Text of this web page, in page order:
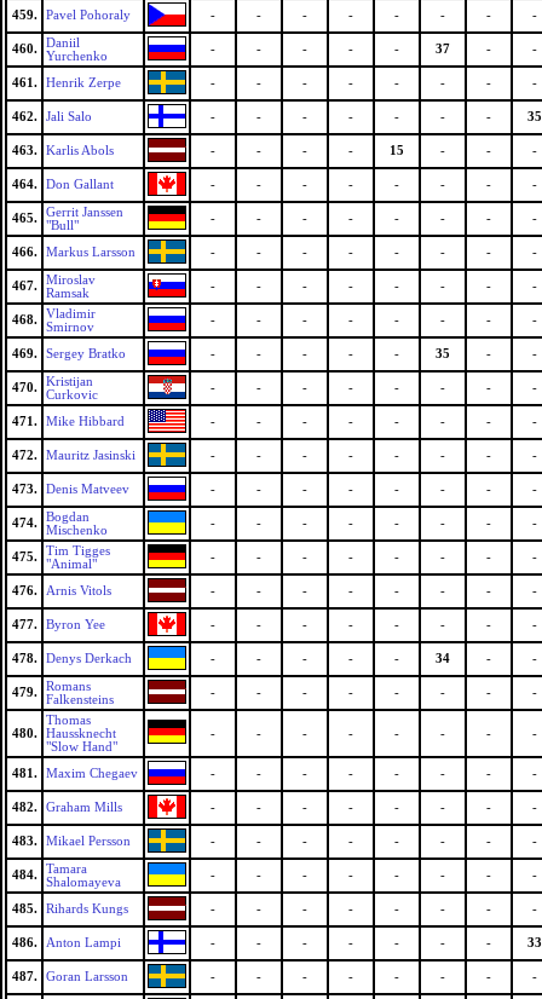
459. Pavel Pohoraly - - - - - - - -
460.
Daniil
Yurchenko
- - - - - 37 - -
461. Henrik Zerpe - - - - - - - -
462. Jali Salo - - - - - - - 35
463. Karlis Abols - - - - 15 - - -
464. Don Gallant - - - - - - - -
465.
Gerrit Janssen
"Bull"
- - - - - - - -
466. Markus Larsson - - - - - - - -
467.
Miroslav
Ramsak
- - - - - - - -
468.
Vladimir
Smirnov
- - - - - - - -
469. Sergey Bratko - - - - - 35 - -
470.
Kristijan
Curkovic
- - - - - - - -
471. Mike Hibbard - - - - - - - -
472. Mauritz Jasinski - - - - - - - -
473. Denis Matveev - - - - - - - -
474.
Bogdan
Mischenko
- - - - - - - -
475.
Tim Tigges
"Animal"
- - - - - - - -
476. Arnis Vitols - - - - - - - -
477. Byron Yee - - - - - - - -
478. Denys Derkach - - - - - 34 - -
479.
Romans
Falkensteins
- - - - - - - -
480.
Thomas
Haussknecht
"Slow Hand"
- - - - - - - -
481. Maxim Chegaev - - - - - - - -
482. Graham Mills - - - - - - - -
483. Mikael Persson - - - - - - - -
484.
Tamara
Shalomayeva
- - - - - - - -
485. Rihards Kungs - - - - - - - -
486. Anton Lampi - - - - - - - 33
487. Goran Larsson - - - - - - - -